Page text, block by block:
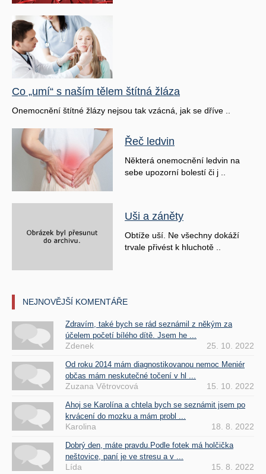
Co „umí“ s naším tělem štítná žláza
Onemocnění štítné žlázy nejsou tak vzácná, jak se dříve ..
Řeč ledvin
Některá onemocnění ledvin na
sebe upozorní bolestí či j ..
Uši a záněty
Obtíže uší. Ne všechny dokáží
trvale přivést k hluchotě ..
NEJNOVĚJŠÍ KOMENTÁŘE
Zdravím, také bych se rád seznámil z někým za
účelem početí bílého dítě. Jsem he ...
Zdenek 25. 10. 2022
Od roku 2014 mám diagnostikovanou nemoc Meniér
občas mám neskutečné točení v hl ...
Zuzana Větrovcová 15. 10. 2022
Ahoj se Karolína a chtela bych se seznámit jsem po
krvácení do mozku a mám probl ...
Karolina 18. 8. 2022
Dobrý den, máte pravdu.Podle fotek má holčička
neštovice, paní je ve stresu a v ...
Lída 15. 8. 2022